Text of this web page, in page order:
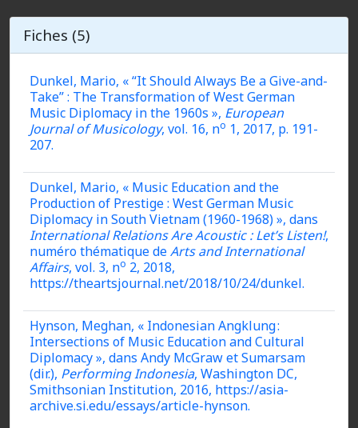
Fiches (5)
Dunkel, Mario, « “It Should Always Be a Give-and-
Take” : The Transformation of West German
Music Diplomacy in the 1960s », European
Journal of Musicology, vol. 16, no 1, 2017, p. 191-
207.
Dunkel, Mario, « Music Education and the
Production of Prestige : West German Music
Diplomacy in South Vietnam (1960-1968) », dans
International Relations Are Acoustic : Let’s Listen!,
numéro thématique deArts and International
Affairs, vol. 3, no 2, 2018,
https://theartsjournal.net/2018/10/24/dunkel.
Hynson, Meghan, « Indonesian Angklung :
Intersections of Music Education and Cultural
Diplomacy », dans Andy McGraw et Sumarsam
(dir.), Performing Indonesia, Washington DC,
Smithsonian Institution, 2016, https://asia-
archive.si.edu/essays/article-hynson.